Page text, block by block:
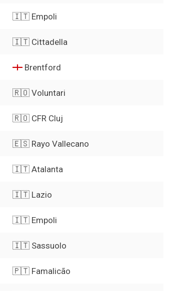
🇮🇹 Empoli
🇮🇹 Cittadella
Brentford
🇷🇴 Voluntari
🇷🇴 CFR Cluj
🇪🇸 Rayo Vallecano
🇮🇹 Atalanta
🇮🇹 Lazio
🇮🇹 Empoli
🇮🇹 Sassuolo
🇵🇹 Famalicão